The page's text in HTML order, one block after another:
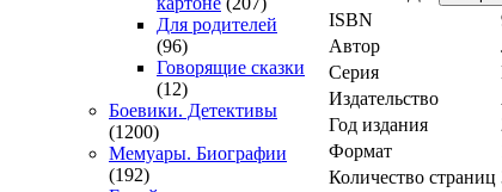
Для родителей
(96)
Говорящие сказки
(12)
Боевики. Детективы
(1200)
Мемуары. Биографии
(192)
ISBN
Автор
Серия
Издательство
Год издания
Формат
Количество страниц